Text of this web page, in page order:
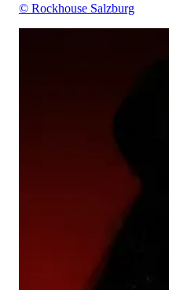
© Rockhouse Salzburg